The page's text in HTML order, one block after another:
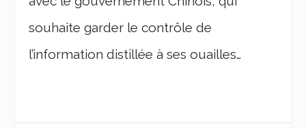
souhaite garder le contrôle de
l’information distillée à ses ouailles…